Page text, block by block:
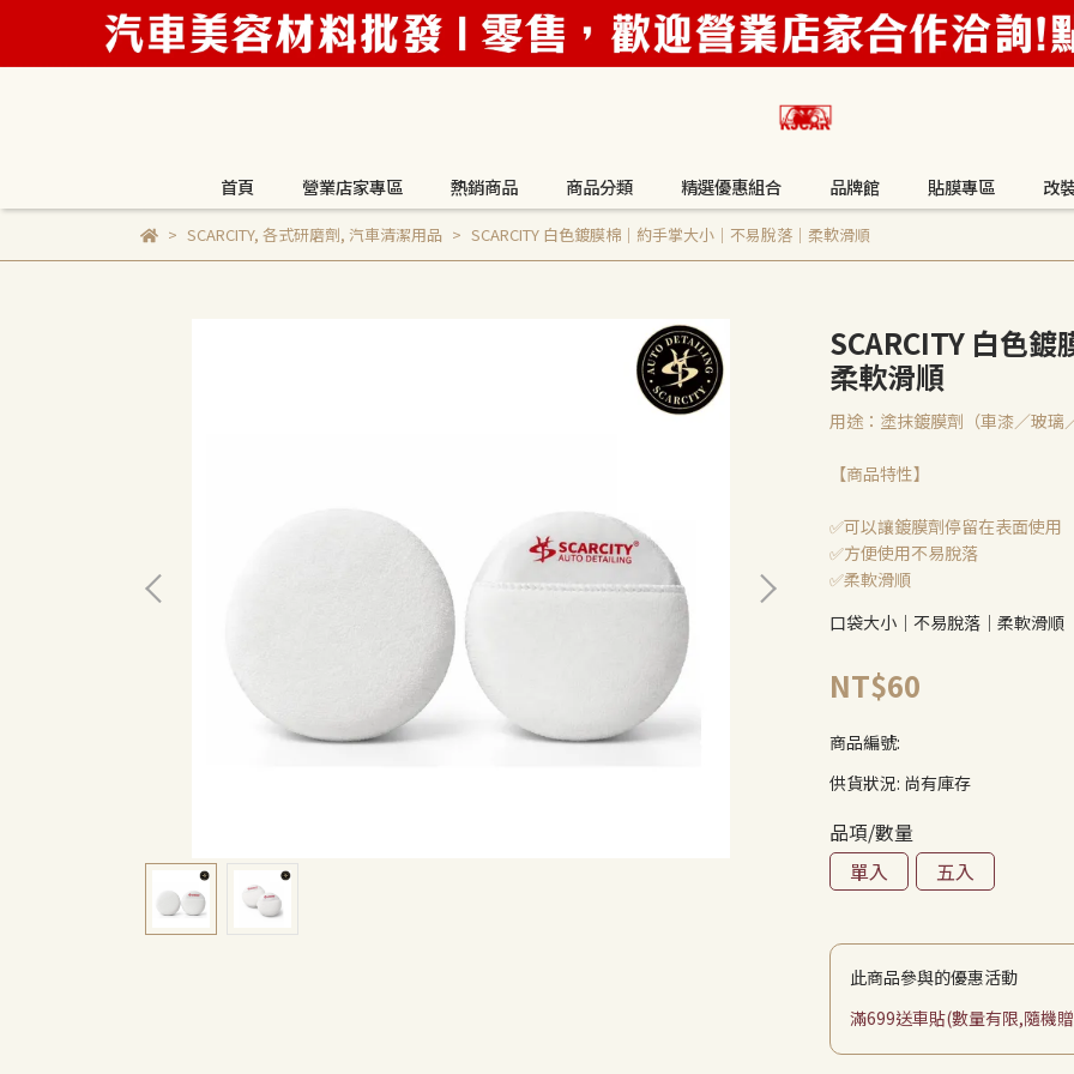
首頁 營業店家專區 熱銷商品 商品分類 精選優惠組合 品牌館 貼膜專區 改
SCARCITY, 各式研磨劑, 汽車清潔用品 SCARCITY 白色鍍膜棉｜約手掌大小｜不易脫落｜柔軟滑順
SCARCITY 白色
柔軟滑順
用途：塗抹鍍膜劑（車漆／玻璃
【商品特性】
✅可以讓鍍膜劑停留在表面使用
✅方便使用不易脫落
✅柔軟滑順
口袋大小｜不易脫落｜柔軟滑順
NT$60
商品編號:
供貨狀況: 尚有庫存
品項/數量
單入
五入
此商品參與的優惠活動
滿699送車貼(數量有限,隨機